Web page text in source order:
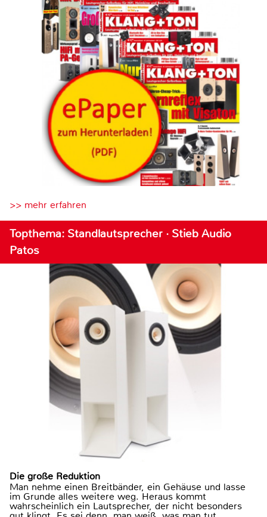
>> mehr erfahren
Topthema: Standlautsprecher · Stieb Audio
Patos
Die große Reduktion
Man nehme einen Breitbänder, ein Gehäuse und lasse
im Grunde alles weitere weg. Heraus kommt
wahrscheinlich ein Lautsprecher, der nicht besonders